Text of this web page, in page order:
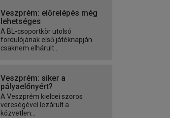
Veszprém: előrelépés még
lehetséges
A BL-csoportkör utolsó
fordulójának első játéknapján
csaknem elhárult...
Veszprém: siker a
pályaelőnyért?
A Veszprém kielcei szoros
vereségével lezárult a
közvetlen...